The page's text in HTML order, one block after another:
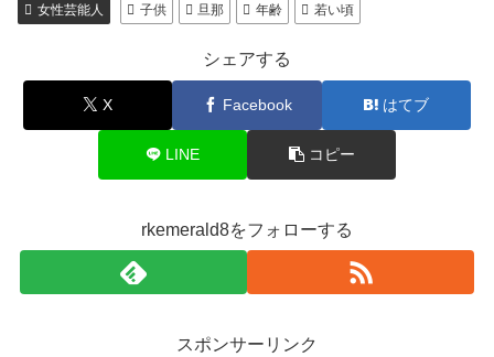
女性芸能人 子供 旦那 年齢 若い頃
シェアする
X Facebook はてブ
LINE コピー
rkemerald8をフォローする
スポンサーリンク